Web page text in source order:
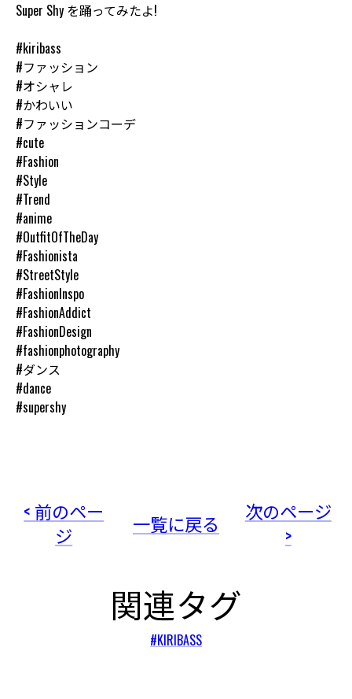
Super Shy を踊ってみたよ!
#kiribass
#ファッション
#オシャレ
#かわいい
#ファッションコーデ
#cute
#Fashion
#Style
#Trend
#anime
#OutfitOfTheDay
#Fashionista
#StreetStyle
#FashionInspo
#FashionAddict
#FashionDesign
#fashionphotography
#ダンス
#dance
#supershy
< 前のペー
ジ
一覧に戻る
次のページ
>
関連タグ
#KIRIBASS